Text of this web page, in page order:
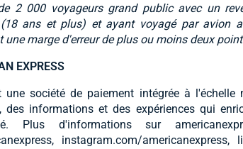
2 000 voyageurs grand public avec un
ans et plus) et ayant voyagé par avion
une marge d'erreur de plus ou moins deux
EXPRESS
une société de paiement intégrée à
des informations et des expériences qui
Plus d'informations sur
instagram.com/americanexpress,